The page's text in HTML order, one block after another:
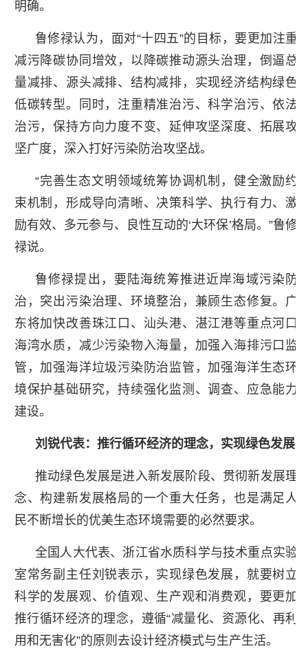
明确。
鲁修禄认为，面对“十四五”的目标，要更加注重
减污降碳协同增效，以降碳推动源头治理，倒逼总
量减排、源头减排、结构减排，实现经济结构绿色
低碳转型。同时，注重精准治污、科学治污、依法
治污，保持方向力度不变、延伸攻坚深度、拓展攻
坚广度，深入打好污染防治攻坚战。
“完善生态文明领域统筹协调机制，健全激励约
束机制，形成导向清晰、决策科学、执行有力、激
励有效、多元参与、良性互动的‘大环保’格局。”鲁修
禄说。
鲁修禄提出，要陆海统筹推进近岸海域污染防
治，突出污染治理、环境整治，兼顾生态修复。广
东将加快改善珠江口、汕头港、湛江港等重点河口
海湾水质，减少污染物入海量，加强入海排污口监
管，加强海洋垃圾污染防治监管，加强海洋生态环
境保护基础研究，持续强化监测、调查、应急能力
建设。
刘锐代表：推行循环经济的理念，实现绿色发展
推动绿色发展是进入新发展阶段、贯彻新发展理
念、构建新发展格局的一个重大任务，也是满足人
民不断增长的优美生态环境需要的必然要求。
全国人大代表、浙江省水质科学与技术重点实验
室常务副主任刘锐表示，实现绿色发展，就要树立
科学的发展观、价值观、生产观和消费观，要更加
推行循环经济的理念，遵循“减量化、资源化、再利
用和无害化”的原则去设计经济模式与生产生活。